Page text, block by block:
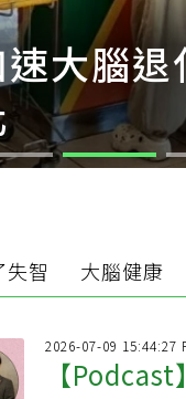
大腦
失智 大腦健康
2026-07-09 15:44:27
【